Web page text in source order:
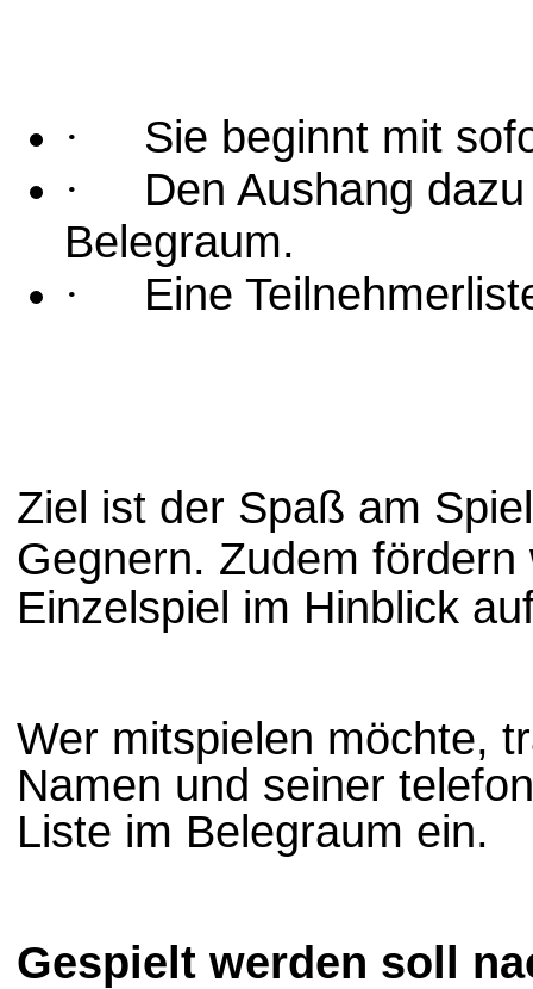
·
Sie beginnt mit
·
Den Aushang
Belegraum.
·
Eine
Ziel ist der Spaß am
Gegnern. Zudem fördern
Einzelspiel im Hinblick
Wer mitspielen möchte,
Namen und seiner
Liste im Belegraum ein.
Gespielt werden soll